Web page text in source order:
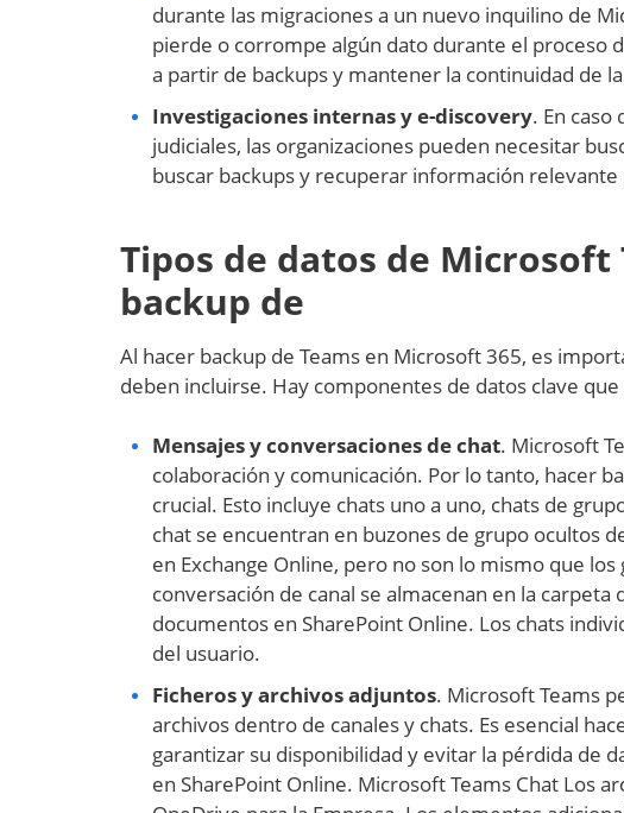
durante las migraciones a un nuevo inquilino de
pierde o corrompe algún dato durante el proceso
a partir de backups y mantener la continuidad de
Investigaciones internas y e-discovery. En
judiciales, las organizaciones pueden necesitar
buscar backups y recuperar información
Tipos de datos de Microsoft
backup de
Al hacer backup de Teams en Microsoft 365, es
deben incluirse. Hay componentes de datos clave
Mensajes y conversaciones de chat. Microsoft
colaboración y comunicación. Por lo tanto, hacer
crucial. Esto incluye chats uno a uno, chats de
chat se encuentran en buzones de grupo ocultos
en Exchange Online, pero no son lo mismo que
conversación de canal se almacenan en la
documentos en SharePoint Online. Los chats
del usuario.
Ficheros y archivos adjuntos. Microsoft Teams
archivos dentro de canales y chats. Es esencial
garantizar su disponibilidad y evitar la pérdida de
en SharePoint Online. Microsoft Teams Chat Los